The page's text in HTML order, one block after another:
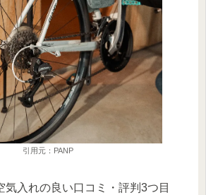
引用元：PANP
気入れの良い口コミ・評判3つ目